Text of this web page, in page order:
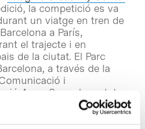
la competició es va
un viatge en tren de
a París,
el trajecte i en
de la ciutat. El Parc
a través de la
i
Anna Serra, ha estat
que van col·laborar